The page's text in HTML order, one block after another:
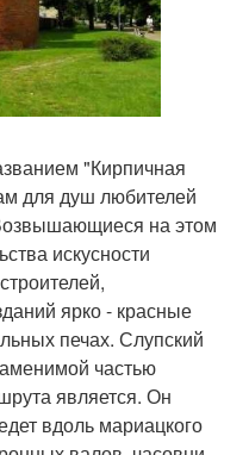
"Кирпичная
для душ любителей
на этом
искусности
ярко - красные
печах. Слупский
частью
является. Он
вдоль мариацкого